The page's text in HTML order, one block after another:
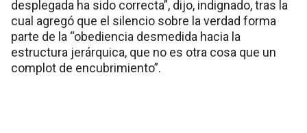
desplegada ha sido correcta”, dijo, indignado, tras la
cual agregó que el silencio sobre la verdad forma
parte de la “obediencia desmedida hacia la
estructura jerárquica, que no es otra cosa que un
complot de encubrimiento”.